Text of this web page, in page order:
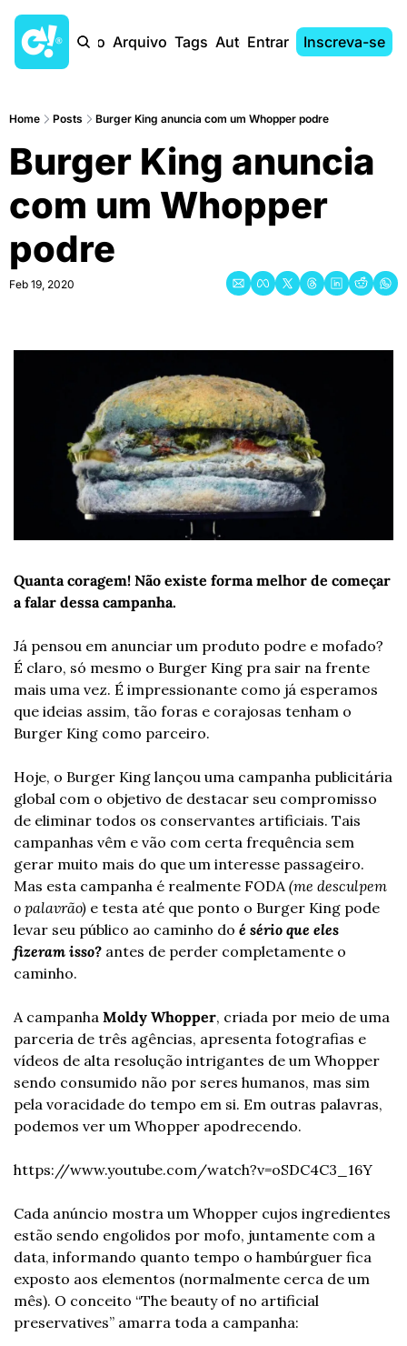
Início Arquivo Tags AutoresEntrar Inscreva-se
Home Posts Burger King anuncia com um Whopper podre
Burger King anuncia
com um Whopper
podre
Feb 19, 2020
Quanta coragem! Não existe forma melhor de começar
a falar dessa campanha.
Já pensou em anunciar um produto podre e mofado?
É claro, só mesmo o Burger King pra sair na frente
mais uma vez. É impressionante como já esperamos
que ideias assim, tão foras e corajosas tenham o
Burger King como parceiro.
Hoje, o Burger King lançou uma campanha publicitária
global com o objetivo de destacar seu compromisso
de eliminar todos os conservantes artificiais. Tais
campanhas vêm e vão com certa frequência sem
gerar muito mais do que um interesse passageiro.
Mas esta campanha é realmente FODA (me desculpem
o palavrão) e testa até que ponto o Burger King pode
levar seu público ao caminho do é sério que eles
fizeram isso? antes de perder completamente o
caminho.
A campanha Moldy Whopper, criada por meio de uma
parceria de três agências, apresenta fotografias e
vídeos de alta resolução intrigantes de um Whopper
sendo consumido não por seres humanos, mas sim
pela voracidade do tempo em si. Em outras palavras,
podemos ver um Whopper apodrecendo.
https://www.youtube.com/watch?v=oSDC4C3_16Y
Cada anúncio mostra um Whopper cujos ingredientes
estão sendo engolidos por mofo, juntamente com a
data, informando quanto tempo o hambúrguer fica
exposto aos elementos (normalmente cerca de um
mês). O conceito “The beauty of no artificial
preservatives” amarra toda a campanha: